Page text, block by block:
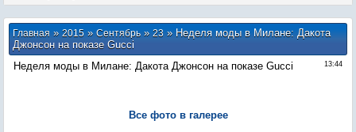
Главная»2015 » Сентябрь » 23» Неделя моды в Милане: Дакота
Джонсон на показе Gucci
13:44
Неделя моды в Милане: Дакота Джонсон на показе Gucci
Все фото в галерее